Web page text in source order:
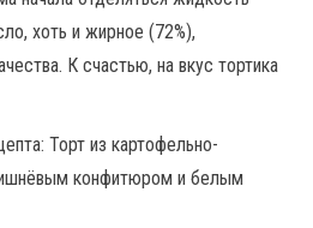
хоть и жирное (72%),
К счастью, на вкус тортика